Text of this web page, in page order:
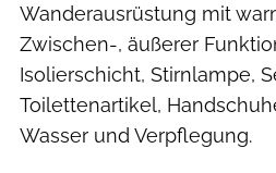
Wanderausrüstung mit
Zwischen-, äußerer
Isolierschicht, Stirnlampe,
Toilettenartikel,
Wasser und Verpflegung.